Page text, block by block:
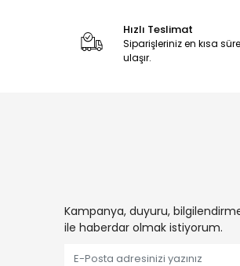
Hızlı Teslimat
Siparişleriniz en kısa
ulaşır.
Kampanya, duyuru,
ile haberdar olmak istiyorum.